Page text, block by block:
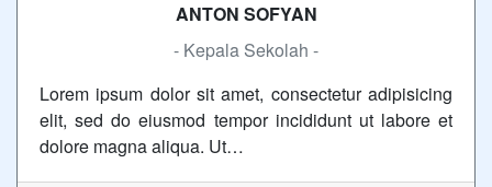
ANTON SOFYAN
- Kepala Sekolah -
Lorem ipsum dolor sit amet, consectetur adipisicing
elit, sed do eiusmod tempor incididunt ut labore et
dolore magna aliqua. Ut…